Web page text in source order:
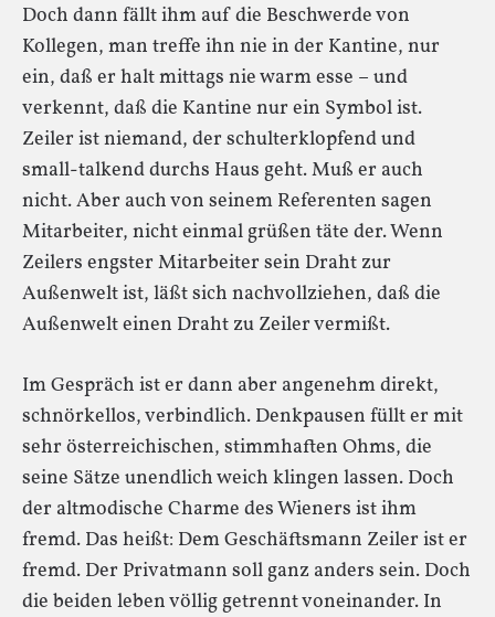
Doch dann fällt ihm auf die Beschwerde von
Kollegen, man treffe ihn nie in der Kantine, nur
ein, daß er halt mittags nie warm esse – und
verkennt, daß die Kantine nur ein Symbol ist.
Zeiler ist niemand, der schulterklopfend und
small-talkend durchs Haus geht. Muß er auch
nicht. Aber auch von seinem Referenten sagen
Mitarbeiter, nicht einmal grüßen täte der. Wenn
Zeilers engster Mitarbeiter sein Draht zur
Außenwelt ist, läßt sich nachvollziehen, daß die
Außenwelt einen Draht zu Zeiler vermißt.
Im Gespräch ist er dann aber angenehm direkt,
schnörkellos, verbindlich. Denkpausen füllt er mit
sehr österreichischen, stimmhaften Ohms, die
seine Sätze unendlich weich klingen lassen. Doch
der altmodische Charme des Wieners ist ihm
fremd. Das heißt: Dem Geschäftsmann Zeiler ist er
fremd. Der Privatmann soll ganz anders sein. Doch
die beiden leben völlig getrennt voneinander. In